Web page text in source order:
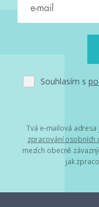
Souhlasím s
Tvá e-mailová adresa
zpracování osobních
mezích obecně
jak